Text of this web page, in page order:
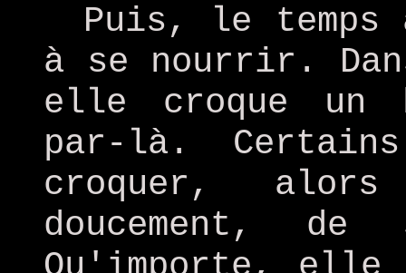
Puis, le temps
à se nourrir.
elle croque un
par-là.
croquer,
doucement, de